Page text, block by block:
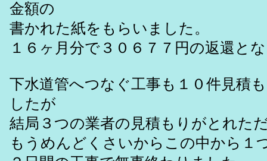
金額の
書かれた紙をもらいました。
１６ヶ月分で３０６７７円の返還と
下水道管へつなぐ工事も１０件見積
したが
結局３つの業者の見積もりがとれた
もうめんどくさいからこの中から１